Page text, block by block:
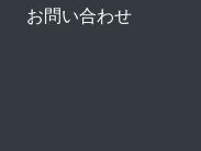
お問い合わせ